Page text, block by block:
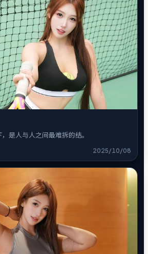
是人与人之间最难拆的结。
2025/10/08